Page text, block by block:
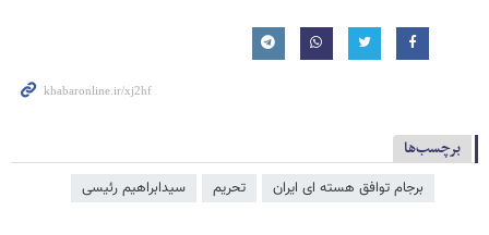
برچسب‌ها
برجام توافق هسته ای ایران تحریم سیدابراهیم رئیسی